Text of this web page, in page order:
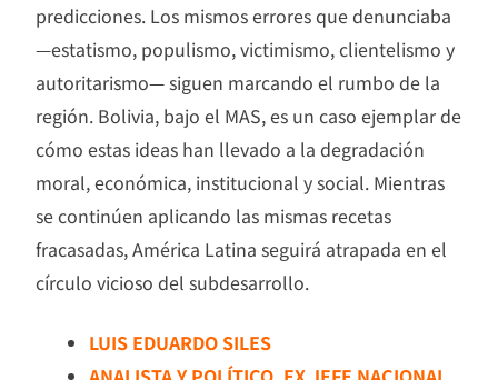
predicciones. Los mismos errores que denunciaba
—estatismo, populismo, victimismo, clientelismo y
autoritarismo— siguen marcando el rumbo de la
región. Bolivia, bajo el MAS, es un caso ejemplar de
cómo estas ideas han llevado a la degradación
moral, económica, institucional y social. Mientras
se continúen aplicando las mismas recetas
fracasadas, América Latina seguirá atrapada en el
círculo vicioso del subdesarrollo.
LUIS EDUARDO SILES